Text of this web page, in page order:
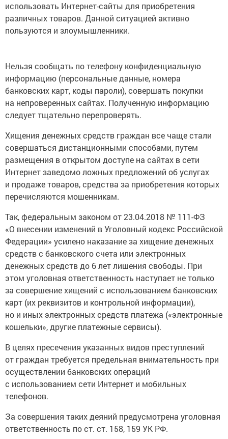
использовать Интернет-сайты для приобретения
различных товаров. Данной ситуацией активно
пользуются и злоумышленники.
Нельзя сообщать по телефону конфиденциальную
информацию (персональные данные, номера
банковских карт, коды пароли), совершать покупки
на непроверенных сайтах. Полученную информацию
следует тщательно перепроверять.
Хищения денежных средств граждан все чаще стали
совершаться дистанционными способами, путем
размещения в открытом доступе на сайтах в сети
Интернет заведомо ложных предложений об услугах
и продаже товаров, средства за приобретения которых
перечисляются мошенникам.
Так, федеральным законом от 23.04.2018 № 111-ФЗ
«О внесении изменений в Уголовный кодекс Российской
Федерации» усилено наказание за хищение денежных
средств с банковского счета или электронных
денежных средств до 6 лет лишения свободы. При
этом уголовная ответственность наступает не только
за совершение хищений с использованием банковских
карт (их реквизитов и контрольной информации),
но и иных электронных средств платежа («электронные
кошельки», другие платежные сервисы).
В целях пресечения указанных видов преступлений
от граждан требуется предельная внимательность при
осуществлении банковских операций
с использованием сети Интернет и мобильных
телефонов.
За совершения таких деяний предусмотрена уголовная
ответственность по ст. ст. 158, 159 УК РФ.